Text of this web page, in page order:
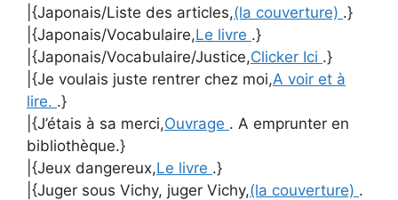
|{Japonais/Liste des articles,(la couverture) .}
|{Japonais/Vocabulaire,Le livre .}
|{Japonais/Vocabulaire/Justice,Clicker Ici .}
|{Je voulais juste rentrer chez moi,A voir et à
lire. .}
|{J’étais à sa merci,Ouvrage . A emprunter en
bibliothèque.}
|{Jeux dangereux,Le livre .}
|{Juger sous Vichy, juger Vichy,(la couverture) .